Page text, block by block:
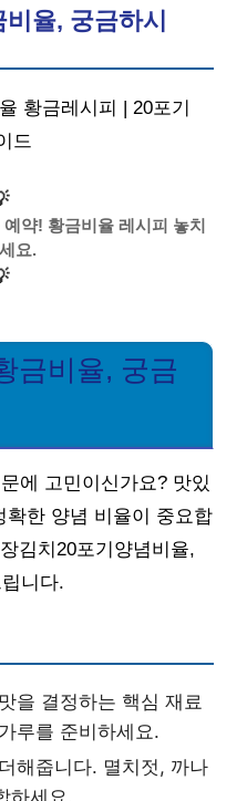
율, 궁금하시
황금레시피 | 20포기
드
약! 황금비율 레시피 놓치
요.
금비율, 궁금
에 고민이신가요? 맛있
확한 양념 비율이 중요합
김치20포기양념비율,
니다.
을 결정하는 핵심 재료
루를 준비하세요.
해줍니다. 멸치젓, 까나
하세요.